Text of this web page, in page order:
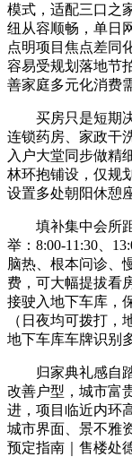
模式，适配三口之
纽从容顺畅，单日
点明项目焦点差同
容易受规划落地节
善家庭多元化消费
买房只是短期决
连锁药房、家政干
入户大堂同步做精
林环抱铺设，仅规
设置多处朝阳休憩
填补集中会所距
举：8:00-11:30、
脑热、根本问诊、
费，可大幅提拔看
接驶入地下车库，
（日夜均可拨打，
地下车库车牌识别
归家典礼感自踏
改善户型，城市富
进，项目临近内环
城市界面、景不雅
预定指南｜售楼处